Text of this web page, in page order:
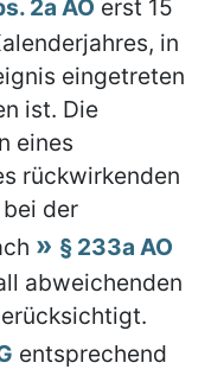
2a AO erst 15
in
eingetreten
ist. Die
eines
rückwirkenden
der
§ 233a AO
abweichenden
entsprechend